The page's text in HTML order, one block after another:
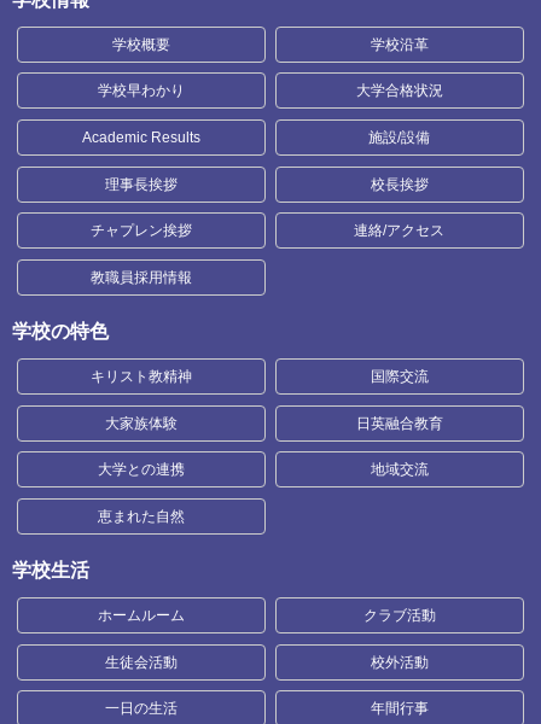
学校概要 学校沿革
学校早わかり 大学合格状況
Academic Results 施設/設備
理事長挨拶 校長挨拶
チャプレン挨拶 連絡/アクセス
教職員採用情報
学校の特色
キリスト教精神 国際交流
大家族体験 日英融合教育
大学との連携 地域交流
恵まれた自然
学校生活
ホームルーム クラブ活動
生徒会活動 校外活動
一日の生活 年間行事